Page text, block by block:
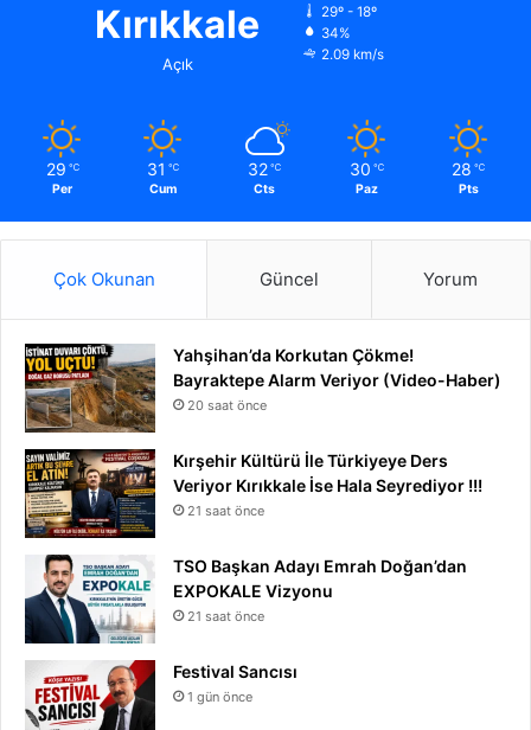
Kırıkkale
Açık
29º - 18º
34%
2.09 km/s
29 ℃
Per
31 ℃
Cum
32 ℃
Cts
30 ℃
Paz
28 ℃
Pts
Çok Okunan Güncel Yorum
Yahşihan’da Korkutan Çökme!
Bayraktepe Alarm Veriyor (Video-Haber)
20 saat önce
Kırşehir Kültürü İle Türkiyeye Ders
Veriyor Kırıkkale İse Hala Seyrediyor !!!
21 saat önce
TSO Başkan Adayı Emrah Doğan’dan
EXPOKALE Vizyonu
21 saat önce
Festival Sancısı
1 gün önce